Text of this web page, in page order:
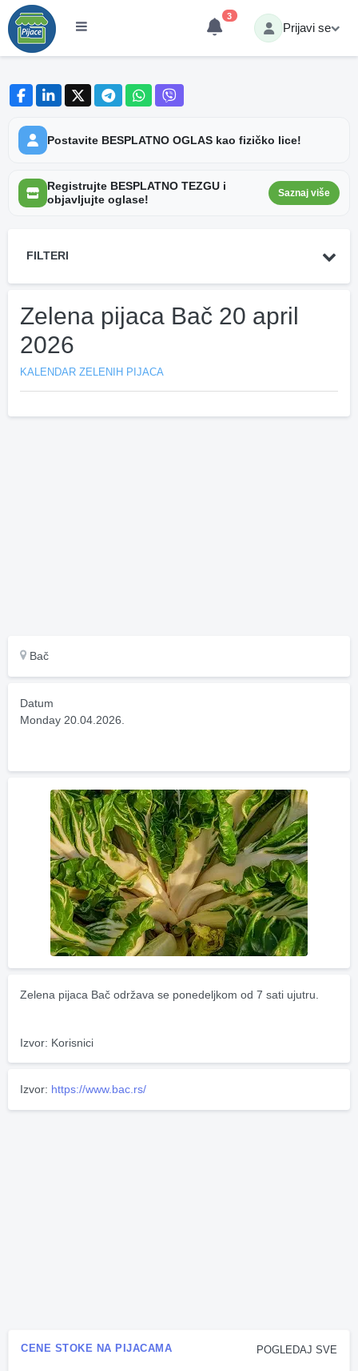
3
Prijavi se
Postavite BESPLATNO OGLAS kao fizičko lice!
Registrujte BESPLATNO TEZGU i
objavljujte oglase!
Saznaj više
FILTERI
Zelena pijaca Bač 20 april
2026
KALENDAR ZELENIH PIJACA
Bač
Datum
Monday 20.04.2026.
Zelena pijaca Bač održava se ponedeljkom od 7 sati ujutru.
Izvor: Korisnici
Izvor: https://www.bac.rs/
POGLEDAJ SVE
CENE STOKE NA PIJACAMA